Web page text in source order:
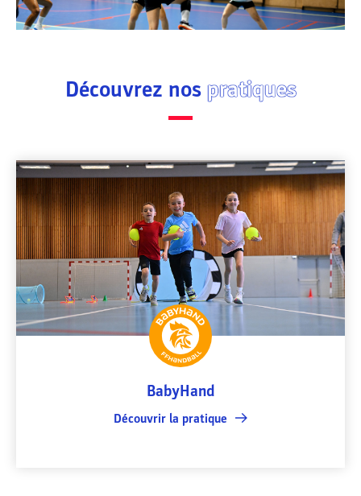
Découvrez nos pratiques
BabyHand
Découvrir la pratique